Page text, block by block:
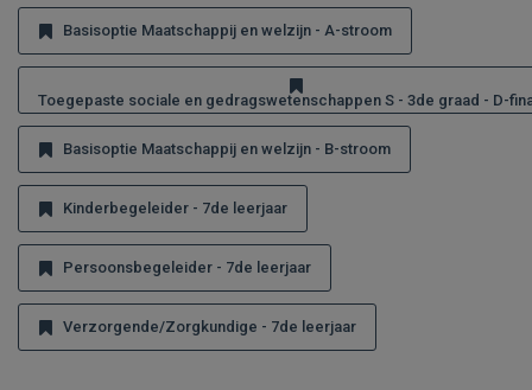
Basisoptie Maatschappij en welzijn - A-stroom
Toegepaste sociale en gedragswetenschappen S - 3de graad - D-
Basisoptie Maatschappij en welzijn - B-stroom
Kinderbegeleider - 7de leerjaar
Persoonsbegeleider - 7de leerjaar
Verzorgende/Zorgkundige - 7de leerjaar